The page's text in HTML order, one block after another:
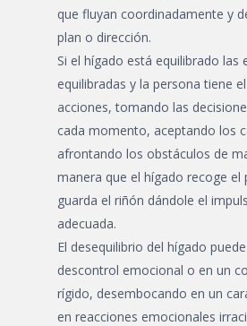
que fluyan coordinadamente y
plan o dirección.
Si el hígado está equilibrado las
equilibradas y la persona tiene
acciones, tomando las
cada momento, aceptando los
afrontando los obstáculos de
manera que el hígado recoge el
guarda el riñón dándole el
adecuada.
El desequilibrio del hígado
descontrol emocional o en un
rígido, desembocando en un
en reacciones emocionales